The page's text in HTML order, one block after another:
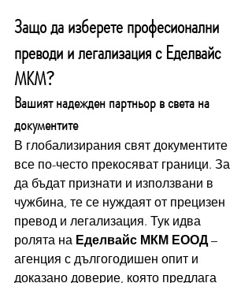
Защо да изберете професионални
преводи и легализация с Еделвайс
МКМ?
Вашият надежден партньор в света на
документите
В глобализирания свят документите
все по-често прекосяват граници. За
да бъдат признати и използвани в
чужбина, те се нуждаят от прецизен
превод и легализация. Тук идва
ролята на Еделвайс МКМ ЕООД –
агенция с дългогодишен опит и
доказано доверие, която предлага